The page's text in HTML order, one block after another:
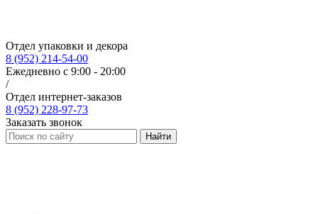
Отдел упаковки и декора
8 (952) 214-54-00
Ежедневно с 9:00 - 20:00
/
Отдел интернет-заказов
8 (952) 228-97-73
Заказать звонок
Найти